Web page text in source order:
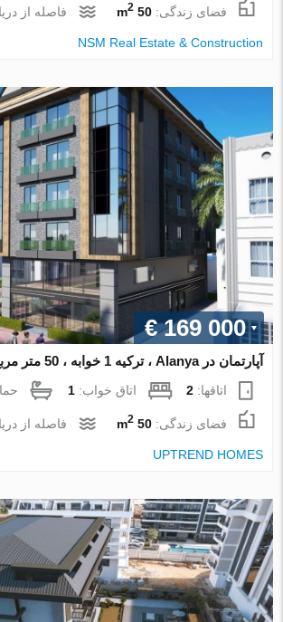
فضای زندگی:50 m
2 فاصله از
NSM Real Estate & Construction
€ 169 000
آپارتمان در Alanya ، ترکیه 1 خوابه ، 50 متر مربع. شماره 91606
اتاقها:2 اتاق خواب:1
فضای زندگی:50 m
2 فاصله از
UPTREND HOMES